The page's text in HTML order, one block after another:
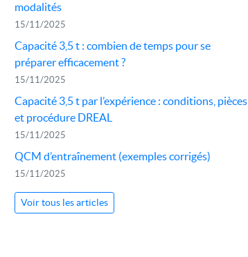
modalités
15/11/2025
Capacité 3,5 t : combien de temps pour se
préparer efficacement ?
15/11/2025
Capacité 3,5 t par l’expérience : conditions, pièces
et procédure DREAL
15/11/2025
QCM d’entraînement (exemples corrigés)
15/11/2025
Voir tous les articles